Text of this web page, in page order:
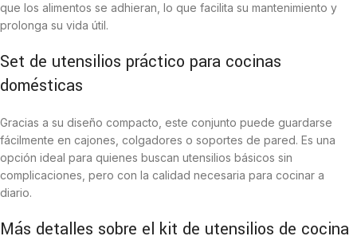
que los alimentos se adhieran, lo que facilita su mantenimiento y
prolonga su vida útil.
Set de utensilios práctico para cocinas
domésticas
Gracias a su diseño compacto, este conjunto puede guardarse
fácilmente en cajones, colgadores o soportes de pared. Es una
opción ideal para quienes buscan utensilios básicos sin
complicaciones, pero con la calidad necesaria para cocinar a
diario.
Más detalles sobre el kit de utensilios de cocina